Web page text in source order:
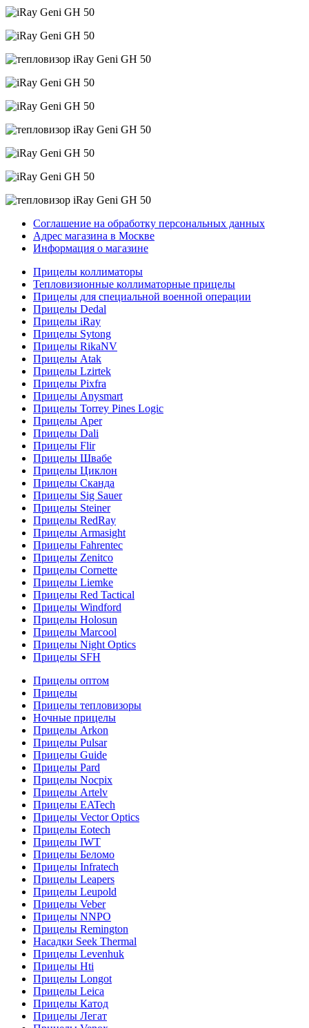
Соглашение на обработку персональных данных
Адрес магазина в Москве
Информация о магазине
Прицелы коллиматоры
Тепловизионные коллиматорные прицелы
Прицелы для специальной военной операции
Прицелы Dedal
Прицелы iRay
Прицелы Sytong
Прицелы RikaNV
Прицелы Atak
Прицелы Lzirtek
Прицелы Pixfra
Прицелы Anysmart
Прицелы Torrey Pines Logic
Прицелы Aper
Прицелы Dali
Прицелы Flir
Прицелы Швабе
Прицелы Циклон
Прицелы Сканда
Прицелы Sig Sauer
Прицелы Steiner
Прицелы RedRay
Прицелы Armasight
Прицелы Fahrentec
Прицелы Zenitco
Прицелы Cornette
Прицелы Liemke
Прицелы Red Tactical
Прицелы Windford
Прицелы Holosun
Прицелы Marcool
Прицелы Night Optics
Прицелы SFH
Прицелы оптом
Прицелы
Прицелы тепловизоры
Ночные прицелы
Прицелы Arkon
Прицелы Pulsar
Прицелы Guide
Прицелы Pard
Прицелы Nocpix
Прицелы Artelv
Прицелы EATech
Прицелы Vector Optics
Прицелы Eotech
Прицелы IWT
Прицелы Беломо
Прицелы Infratech
Прицелы Leapers
Прицелы Leupold
Прицелы Veber
Прицелы NNPO
Прицелы Remington
Насадки Seek Thermal
Прицелы Levenhuk
Прицелы Hti
Прицелы Longot
Прицелы Leica
Прицелы Катод
Прицелы Легат